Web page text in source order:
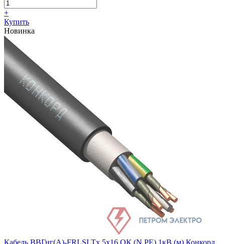
+
Купить
Новинка
Кабель ВВГнг(А)-FRLSLTx 5х16 ОК (N PE) 1кВ (м) Конкорд